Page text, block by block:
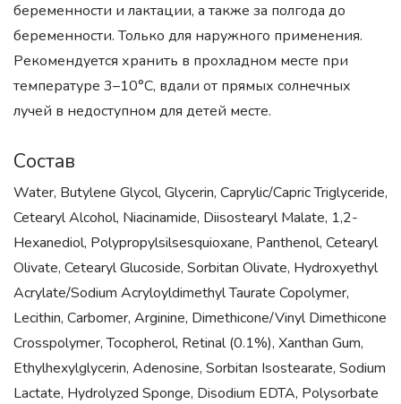
беременности и лактации, а также за полгода до
беременности. Только для наружного применения.
Рекомендуется хранить в прохладном месте при
температуре 3–10°C, вдали от прямых солнечных
лучей в недоступном для детей месте.
Состав
Water, Butylene Glycol, Glycerin, Caprylic/Capric Triglyceride,
Cetearyl Alcohol, Niacinamide, Diisostearyl Malate, 1,2-
Hexanediol, Polypropylsilsesquioxane, Panthenol, Cetearyl
Olivate, Cetearyl Glucoside, Sorbitan Olivate, Hydroxyethyl
Acrylate/Sodium Acryloyldimethyl Taurate Copolymer,
Lecithin, Carbomer, Arginine, Dimethicone/Vinyl Dimethicone
Crosspolymer, Tocopherol, Retinal (0.1%), Xanthan Gum,
Ethylhexylglycerin, Adenosine, Sorbitan Isostearate, Sodium
Lactate, Hydrolyzed Sponge, Disodium EDTA, Polysorbate